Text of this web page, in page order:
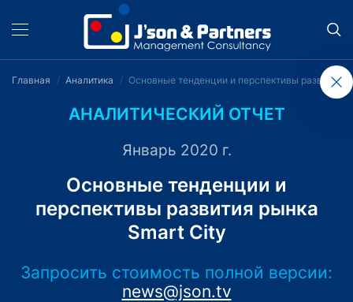
Главная Аналитика Основные тенденции и перспективы развития
АНАЛИТИЧЕСКИЙ ОТЧЕТ
Январь 2020 г.
Основные тенденции и
перспективы развития рынка
Smart City
Запросить стоимость полной версии:
news@json.tv